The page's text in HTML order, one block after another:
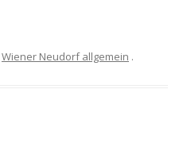
Wiener Neudorf allgemein .